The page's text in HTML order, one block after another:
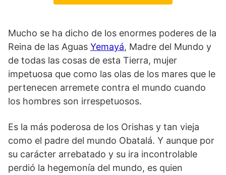
Mucho se ha dicho de los enormes poderes de la
Reina de las Aguas Yemayá, Madre del Mundo y
de todas las cosas de esta Tierra, mujer
impetuosa que como las olas de los mares que le
pertenecen arremete contra el mundo cuando
los hombres son irrespetuosos.
Es la más poderosa de los Orishas y tan vieja
como el padre del mundo Obatalá. Y aunque por
su carácter arrebatado y su ira incontrolable
perdió la hegemonía del mundo, es quien